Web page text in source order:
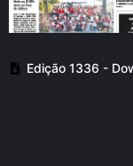
Edição 1336 -